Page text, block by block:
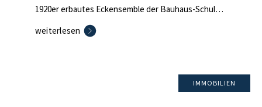
1920er erbautes Eckensemble der Bauhaus-Schule –
2 Aufgänge – gläserner Aufzug im Innenhof –
aufgeteilt – 2004 DG-Ausbau zu 3 Wohnungen – sehr
weiterlesen
IMMOBILIEN